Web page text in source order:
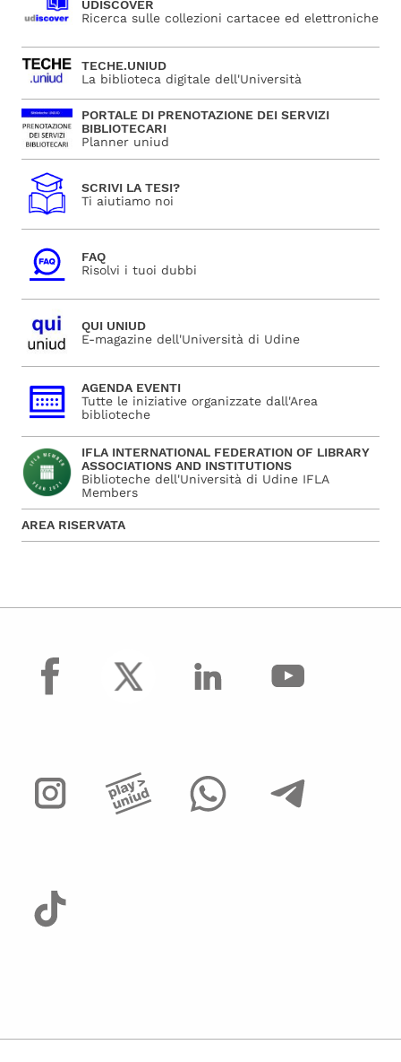
UDISCOVER
Ricerca sulle collezioni cartacee ed elettroniche
TECHE.UNIUD
La biblioteca digitale dell'Università
PORTALE DI PRENOTAZIONE DEI SERVIZI
BIBLIOTECARI
Planner uniud
SCRIVI LA TESI?
Ti aiutiamo noi
FAQ
Risolvi i tuoi dubbi
QUI UNIUD
E-magazine dell'Università di Udine
AGENDA EVENTI
Tutte le iniziative organizzate dall'Area
biblioteche
IFLA INTERNATIONAL FEDERATION OF LIBRARY
ASSOCIATIONS AND INSTITUTIONS
Biblioteche dell'Università di Udine IFLA
Members
AREA RISERVATA
facebook